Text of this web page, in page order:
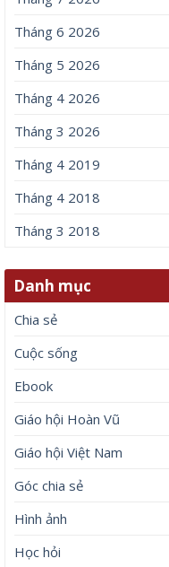
Tháng 6 2026
Tháng 5 2026
Tháng 4 2026
Tháng 3 2026
Tháng 4 2019
Tháng 4 2018
Tháng 3 2018
Danh mục
Chia sẻ
Cuộc sống
Ebook
Giáo hội Hoàn Vũ
Giáo hội Việt Nam
Góc chia sẻ
Hình ảnh
Học hỏi